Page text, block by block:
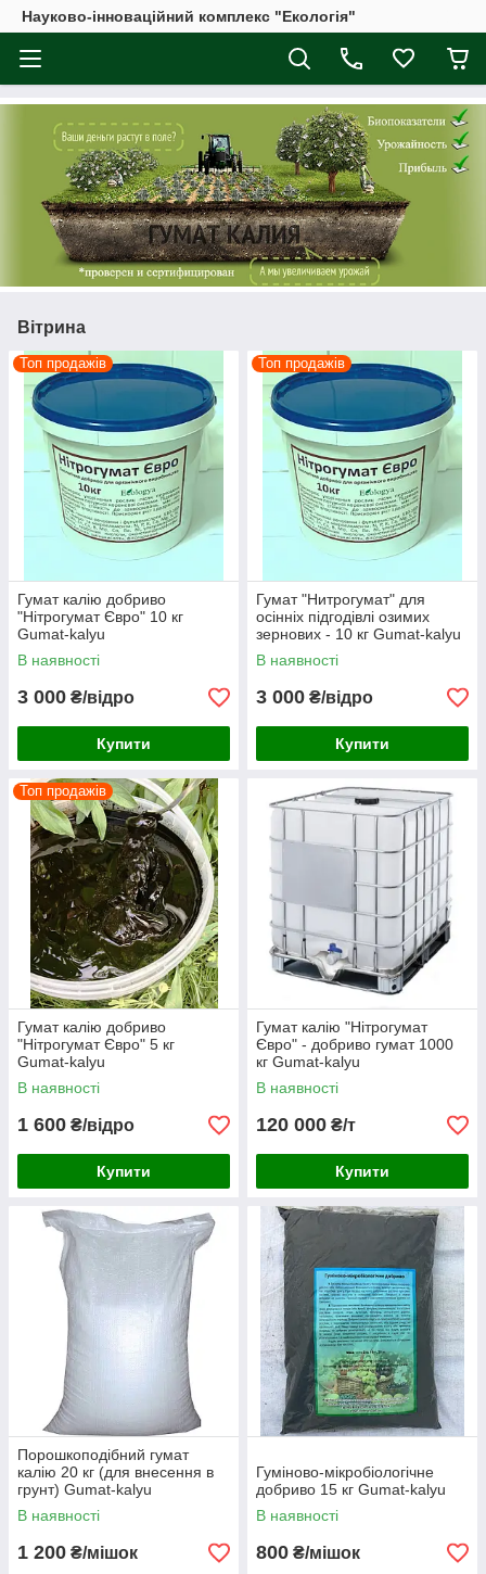
Науково-інноваційний комплекс "Екологія"
Вітрина
Топ продажів
Гумат калію добриво
"Нітрогумат Євро" 10 кг
Gumat-kalyu
В наявності
3 000 ₴/відро
Купити
Топ продажів
Гумат "Нитрогумат" для
осінніх підгодівлі озимих
зернових - 10 кг Gumat-kalyu
В наявності
3 000 ₴/відро
Купити
Топ продажів
Гумат калію добриво
"Нітрогумат Євро" 5 кг
Gumat-kalyu
В наявності
1 600 ₴/відро
Купити
Гумат калію "Нітрогумат
Євро" - добриво гумат 1000
кг Gumat-kalyu
В наявності
120 000 ₴/т
Купити
Порошкоподібний гумат
калію 20 кг (для внесення в
грунт) Gumat-kalyu
В наявності
1 200 ₴/мішок
Гуміново-мікробіологічне
добриво 15 кг Gumat-kalyu
В наявності
800 ₴/мішок